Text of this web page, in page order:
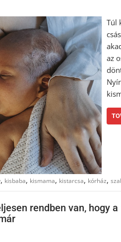
Túl
az
, kisbaba, kismama, kistarcsa, kórház,
rendben van, hogy